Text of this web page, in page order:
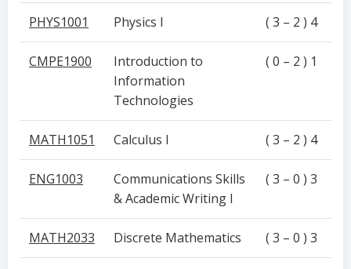
PHYS1001 Physics I ( 3 – 2 ) 4
CMPE1900
Introduction to
Information
Technologies
( 0 – 2 ) 1
MATH1051 Calculus I ( 3 – 2 ) 4
ENG1003
Communications Skills
& Academic Writing I
( 3 – 0 ) 3
MATH2033 Discrete Mathematics ( 3 – 0 ) 3